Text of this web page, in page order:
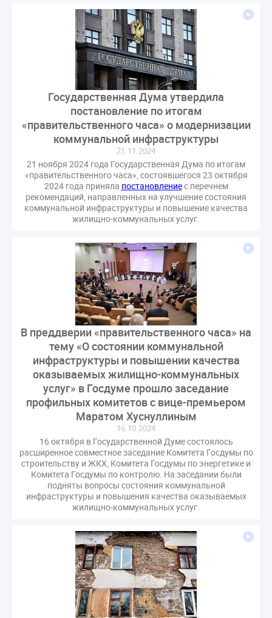
Государственная Дума утвердила
постановление по итогам
«правительственного часа» о модернизации
коммунальной инфраструктуры
21.11.2024
21 ноября 2024 года Государственная Дума по итогам
«правительственного часа», состоявшегося 23 октября
2024 года приняла постановлениес перечнем
рекомендаций, направленных на улучшение состояния
коммунальной инфраструктуры и повышение качества
жилищно-коммунальных услуг.
В преддверии «правительственного часа» на
тему «О состоянии коммунальной
инфраструктуры и повышении качества
оказываемых жилищно-коммунальных
услуг» в Госдуме прошло заседание
профильных комитетов с вице-премьером
Маратом Хуснуллиным
16.10.2024
16 октября в Государственной Думе состоялось
расширенное совместное заседание Комитета Госдумы по
строительству и ЖКХ, Комитета Госдумы по энергетике и
Комитета Госдумы по контролю. На заседании были
подняты вопросы состояния коммунальной
инфраструктуры и повышения качества оказываемых
жилищно-коммунальных услуг.